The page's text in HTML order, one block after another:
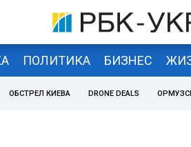
ПОЛИТИКА БИЗНЕС
ОБСТРЕЛ КИЕВА DRONE DEALS